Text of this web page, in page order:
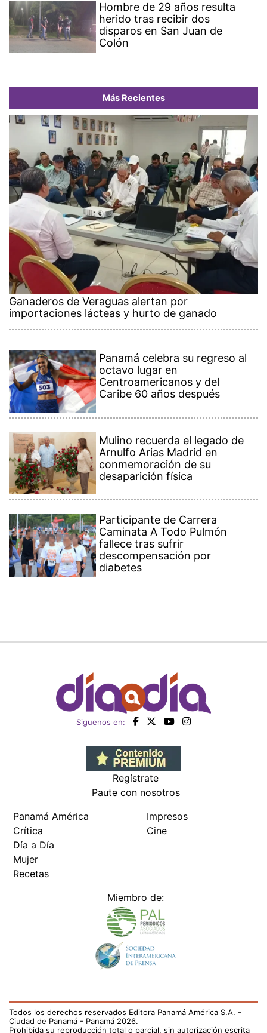
Hombre de 29 años resulta
herido tras recibir dos
disparos en San Juan de
Colón
Más Recientes
Ganaderos de Veraguas alertan por
importaciones lácteas y hurto de ganado
Panamá celebra su regreso al
octavo lugar en
Centroamericanos y del
Caribe 60 años después
Mulino recuerda el legado de
Arnulfo Arias Madrid en
conmemoración de su
desaparición física
Participante de Carrera
Caminata A Todo Pulmón
fallece tras sufrir
descompensación por
diabetes
Siguenos en:
Regístrate
Paute con nosotros
Panamá América
Crítica
Día a Día
Mujer
Recetas
Impresos
Cine
Miembro de:
Todos los derechos reservados Editora Panamá América S.A. -
Ciudad de Panamá - Panamá 2026.
Prohibida su reproducción total o parcial, sin autorización escrita